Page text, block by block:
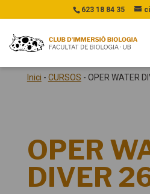
623 18 84 35
Inici - CURSOS - OPER WATER
OPER
DIVER